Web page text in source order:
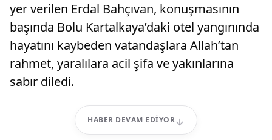
yer verilen Erdal Bahçıvan, konuşmasının
başında Bolu Kartalkaya’daki otel yangınında
hayatını kaybeden vatandaşlara Allah’tan
rahmet, yaralılara acil şifa ve yakınlarına
sabır diledi.
HABER DEVAM EDIYOR